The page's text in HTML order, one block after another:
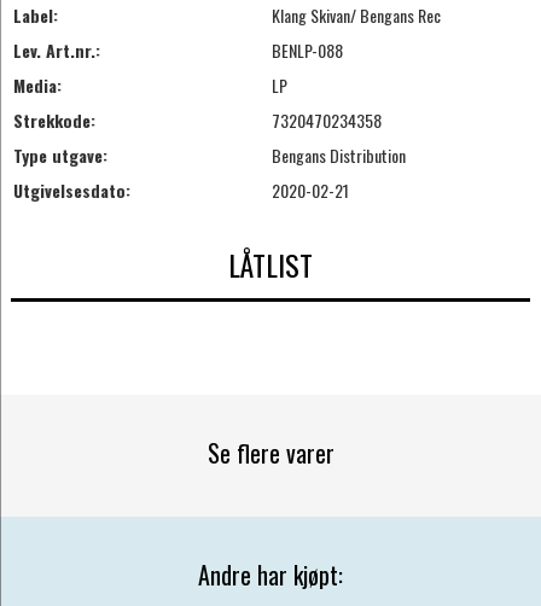
Label:
Klang Skivan/ Bengans Rec
Lev. Art.nr.:
BENLP-088
Media:
LP
Strekkode:
7320470234358
Type utgave:
Bengans Distribution
Utgivelsesdato:
2020-02-21
LÅTLIST
Se flere varer
Andre har kjøpt: